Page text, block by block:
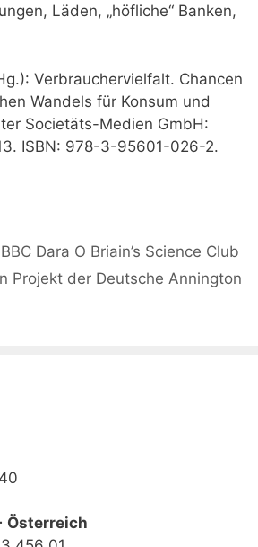
Läden, „höfliche“ Banken,
Verbrauchervielfalt. Chancen
Wandels für Konsum und
Societäts-Medien GmbH:
ISBN: 978-3-95601-026-2.
Dara O Briain’s Science Club
Projekt der Deutsche Annington
Österreich